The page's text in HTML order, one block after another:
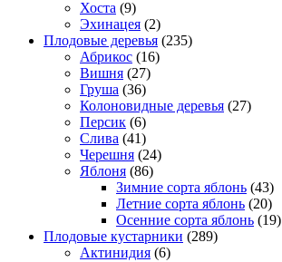
Хоста (9)
Эхинацея (2)
Плодовые деревья (235)
Абрикос (16)
Вишня (27)
Груша (36)
Колоновидные деревья (27)
Персик (6)
Слива (41)
Черешня (24)
Яблоня (86)
Зимние сорта яблонь (43)
Летние сорта яблонь (20)
Осенние сорта яблонь (19)
Плодовые кустарники (289)
Актинидия (6)